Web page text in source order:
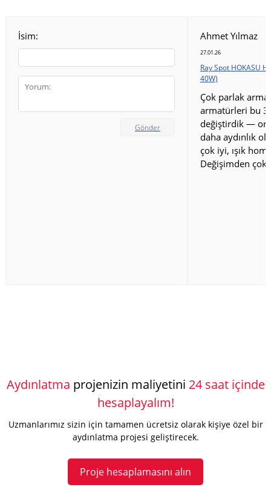
İsim:
Gönder
Ahmet Yılmaz
27.01.26
Ray Spot HOKASU
40W)
Çok parlak
armatürleri bu
değiştirdik —
daha aydınlık
çok iyi, ışık
Değişimden çok
Aydınlatma projenizin maliyetini 24 saat içinde
hesaplayalım!
Uzmanlarımız sizin için tamamen ücretsiz olarak kişiye özel bir
aydınlatma projesi geliştirecek.
Proje hesaplamasını alın